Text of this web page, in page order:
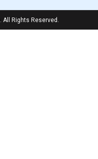
Rights Reserved.